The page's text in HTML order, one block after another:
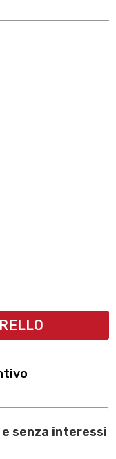
senza interessi